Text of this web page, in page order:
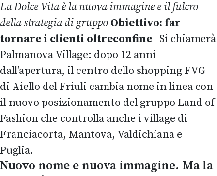
La Dolce Vita è la nuova immagine e il fulcro
della strategia di gruppo Obiettivo: far
tornare i clienti oltreconfine Si chiamerà
Palmanova Village: dopo 12 anni
dall’apertura, il centro dello shopping FVG
di Aiello del Friuli cambia nome in linea con
il nuovo posizionamento del gruppo Land of
Fashion che controlla anche i village di
Franciacorta, Mantova, Valdichiana e
Puglia.
Nuovo nome e nuova immagine. Ma la